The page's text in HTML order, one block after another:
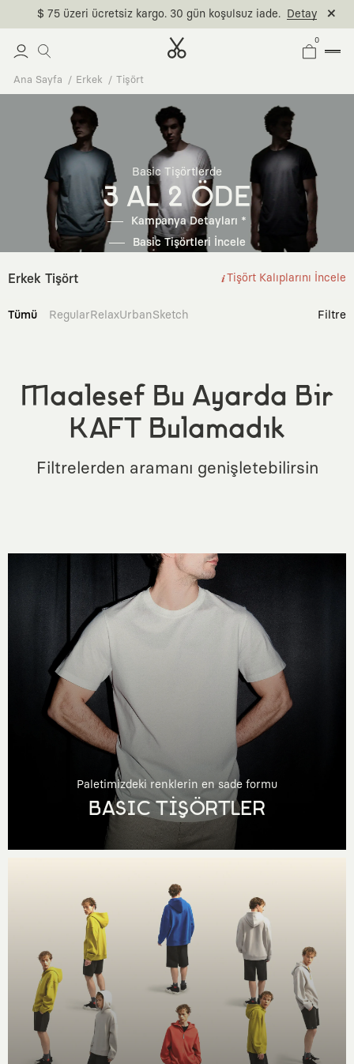
$ 75 üzeri ücretsiz kargo. 30 gün koşulsuz iade. Detay
0
Ana Sayfa Erkek Tişört
Basic Tişörtlerde
3 AL 2 ÖDE
Kampanya Detayları *
Basic Tişörtleri İncele
Erkek Tişört Tişört Kalıplarını İncele
Tümü RegularRelaxUrbanSketch Filtre
Maalesef Bu Ayarda Bir
KAFT Bulamadık
Filtrelerden aramanı genişletebilirsin
Paletimizdeki renklerin en sade formu
BASIC TİŞÖRTLER